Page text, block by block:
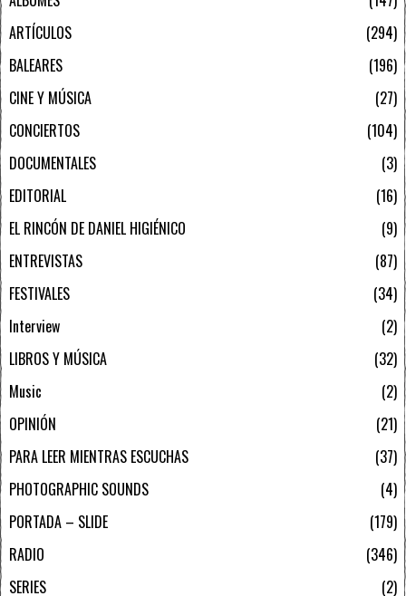
ARTÍCULOS
294
BALEARES
196
CINE Y MÚSICA
27
CONCIERTOS
104
DOCUMENTALES
3
EDITORIAL
16
EL RINCÓN DE DANIEL HIGIÉNICO
9
ENTREVISTAS
87
FESTIVALES
34
Interview
2
LIBROS Y MÚSICA
32
Music
2
OPINIÓN
21
PARA LEER MIENTRAS ESCUCHAS
37
PHOTOGRAPHIC SOUNDS
4
PORTADA – SLIDE
179
RADIO
346
SERIES
2